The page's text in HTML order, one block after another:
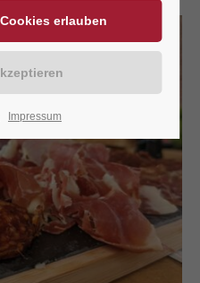
Impressum